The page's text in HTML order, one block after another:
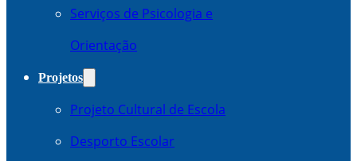
Serviços de Psicologia e
Orientação
Projetos
Projeto Cultural de Escola
Desporto Escolar